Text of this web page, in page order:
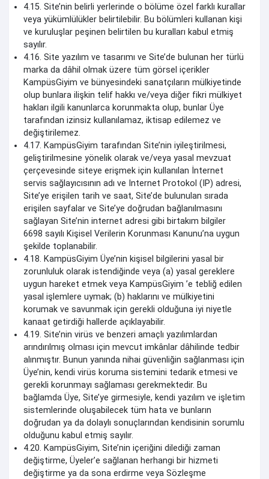
4.15. Site’nin belirli yerlerinde o bölüme özel farklı kurallar
veya yükümlülükler belirtilebilir. Bu bölümleri kullanan kişi
ve kuruluşlar peşinen belirtilen bu kuralları kabul etmiş
sayılır.
4.16. Site yazılım ve tasarımı ve Site’de bulunan her türlü
marka da dâhil olmak üzere tüm görsel içerikler
KampüsGiyim ve bünyesindeki sanatçıların mülkiyetinde
olup bunlara ilişkin telif hakkı ve/veya diğer fikri mülkiyet
hakları ilgili kanunlarca korunmakta olup, bunlar Üye
tarafından izinsiz kullanılamaz, iktisap edilemez ve
değiştirilemez.
4.17. KampüsGiyim tarafından Site’nin iyileştirilmesi,
geliştirilmesine yönelik olarak ve/veya yasal mevzuat
çerçevesinde siteye erişmek için kullanılan İnternet
servis sağlayıcısının adı ve Internet Protokol (IP) adresi,
Site’ye erişilen tarih ve saat, Site’de bulunulan sırada
erişilen sayfalar ve Site’ye doğrudan bağlanılmasını
sağlayan Site’nin internet adresi gibi birtakım bilgiler
6698 sayılı Kişisel Verilerin Korunması Kanunu’na uygun
şekilde toplanabilir.
4.18. KampüsGiyim Üye’nin kişisel bilgilerini yasal bir
zorunluluk olarak istendiğinde veya (a) yasal gereklere
uygun hareket etmek veya KampüsGiyim ’e tebliğ edilen
yasal işlemlere uymak; (b) haklarını ve mülkiyetini
korumak ve savunmak için gerekli olduğuna iyi niyetle
kanaat getirdiği hallerde açıklayabilir.
4.19. Site’nin virüs ve benzeri amaçlı yazılımlardan
arındırılmış olması için mevcut imkânlar dâhilinde tedbir
alınmıştır. Bunun yanında nihai güvenliğin sağlanması için
Üye’nin, kendi virüs koruma sistemini tedarik etmesi ve
gerekli korunmayı sağlaması gerekmektedir. Bu
bağlamda Üye, Site’ye girmesiyle, kendi yazılım ve işletim
sistemlerinde oluşabilecek tüm hata ve bunların
doğrudan ya da dolaylı sonuçlarından kendisinin sorumlu
olduğunu kabul etmiş sayılır.
4.20. KampüsGiyim, Site’nin içeriğini dilediği zaman
değiştirme, Üyeler’e sağlanan herhangi bir hizmeti
değiştirme ya da sona erdirme veya Sözleşme